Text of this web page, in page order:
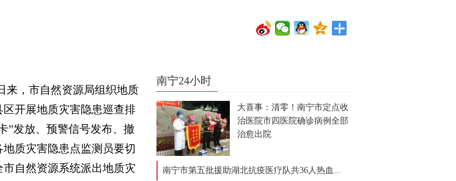
，市自然资源局组织地质
开展地质灾害隐患巡查排
”发放、预警信号发布、撤
质灾害隐患点监测员要切
自然资源系统派出地质灾
南宁24小时
大喜事：清零！南宁市定点收
治医院市四医院确诊病例全部
治愈出院
南宁市第五批援助湖北抗疫医疗队共36人热血...